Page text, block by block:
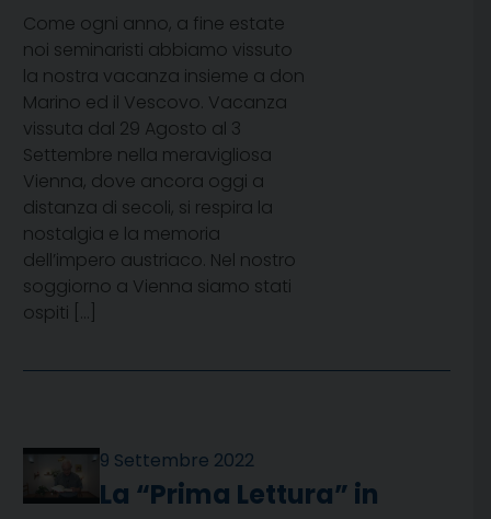
Come ogni anno, a fine estate
noi seminaristi abbiamo vissuto
la nostra vacanza insieme a don
Marino ed il Vescovo. Vacanza
vissuta dal 29 Agosto al 3
Settembre nella meravigliosa
Vienna, dove ancora oggi a
distanza di secoli, si respira la
nostalgia e la memoria
dell’impero austriaco. Nel nostro
soggiorno a Vienna siamo stati
ospiti […]
9 Settembre 2022
La “Prima Lettura” in